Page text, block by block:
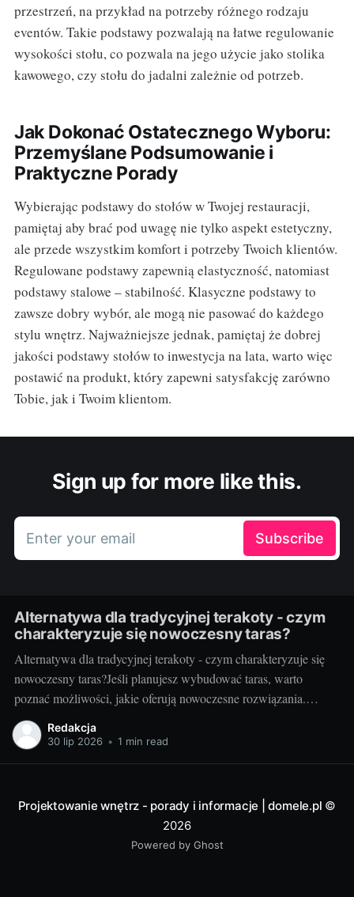
przestrzeń, na przykład na potrzeby różnego rodzaju
eventów. Takie podstawy pozwalają na łatwe regulowanie
wysokości stołu, co pozwala na jego użycie jako stolika
kawowego, czy stołu do jadalni zależnie od potrzeb.
Jak Dokonać Ostatecznego Wyboru:
Przemyślane Podsumowanie i
Praktyczne Porady
Wybierając podstawy do stołów w Twojej restauracji,
pamiętaj aby brać pod uwagę nie tylko aspekt estetyczny,
ale przede wszystkim komfort i potrzeby Twoich klientów.
Regulowane podstawy zapewnią elastyczność, natomiast
podstawy stalowe – stabilność. Klasyczne podstawy to
zawsze dobry wybór, ale mogą nie pasować do każdego
stylu wnętrz. Najważniejsze jednak, pamiętaj że dobrej
jakości podstawy stołów to inwestycja na lata, warto więc
postawić na produkt, który zapewni satysfakcję zarówno
Tobie, jak i Twoim klientom.
Sign up for more like this.
Enter your email Subscribe
Alternatywa dla tradycyjnej terakoty - czym
charakteryzuje się nowoczesny taras?
Alternatywa dla tradycyjnej terakoty - czym charakteryzuje się
nowoczesny taras?Jeśli planujesz wybudować taras, warto
poznać możliwości, jakie oferują nowoczesne rozwiązania.
Można przecież zdecydować się na coś więcej niż tylko
tradycyjną terakotę. Ale jak wygląda nowoczesny taras i dlaczego
Redakcja
30 lip 2026 • 1 min read
Projektowanie wnętrz - porady i informacje | domele.pl ©
2026
Powered by Ghost